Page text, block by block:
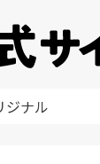
ジナル